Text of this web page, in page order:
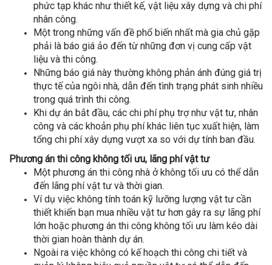
phức tạp khác như thiết kế, vật liệu xây dựng và chi phí
nhân công.
Một trong những vấn đề phổ biến nhất mà gia chủ gặp
phải là báo giá ảo đến từ những đơn vị cung cấp vật
liệu và thi công.
Những báo giá này thường không phản ánh đúng giá trị
thực tế của ngôi nhà, dẫn đến tình trạng phát sinh nhiều
trong quá trình thi công.
Khi dự án bắt đầu, các chi phí phụ trợ như vật tư, nhân
công và các khoản phụ phí khác liên tục xuất hiện, làm
tổng chi phí xây dựng vượt xa so với dự tính ban đầu.
Phương án thi công không tối ưu, lãng phí vật tư
Một phương án thi công nhà ở không tối ưu có thể dẫn
đến lãng phí vật tư và thời gian.
Ví dụ việc không tính toán kỹ lưỡng lượng vật tư cần
thiết khiến bạn mua nhiều vật tư hơn gây ra sự lãng phí
lớn hoặc phương án thi công không tối ưu làm kéo dài
thời gian hoàn thành dự án.
Ngoài ra việc không có kế hoạch thi công chi tiết và